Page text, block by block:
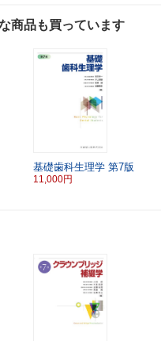
商品も買っています
基礎歯科生理学 第7版
11,000円